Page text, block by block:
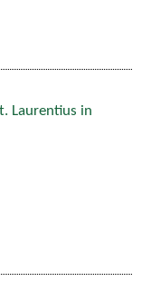
Laurentius in